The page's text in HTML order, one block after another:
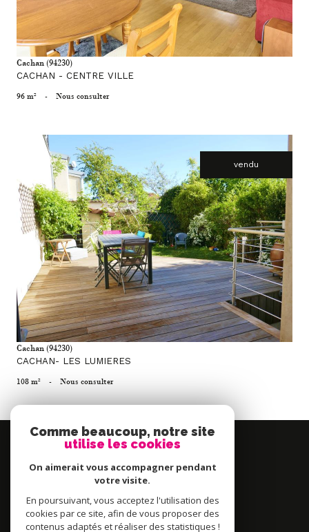
Cachan (94230)
CACHAN - CENTRE VILLE
96 m² - Nous consulter
vendu
voir le bien
Cachan (94230)
CACHAN- LES LUMIERES
108 m² - Nous consulter
Se
espace propriétaire
Nous
Comme beaucoup, notre site
utilise les cookies
On aimerait vous accompagner pendant
votre visite.
En poursuivant, vous acceptez l'utilisation des
cookies par ce site, afin de vous proposer des
contenus adaptés et réaliser des statistiques !